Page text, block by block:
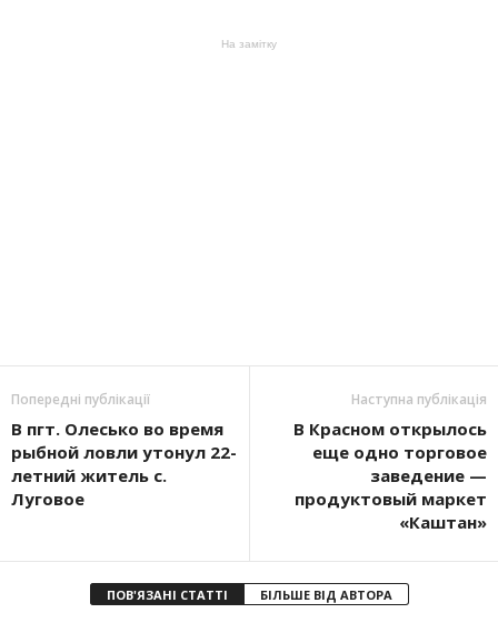
На замітку
Попередні публікації
В пгт. Олесько во время
рыбной ловли утонул 22-
летний житель с.
Луговое
Наступна публікація
В Красном открылось
еще одно торговое
заведение —
продуктовый маркет
«Каштан»
ПОВ'ЯЗАНІ СТАТТІ БІЛЬШЕ ВІД АВТОРА